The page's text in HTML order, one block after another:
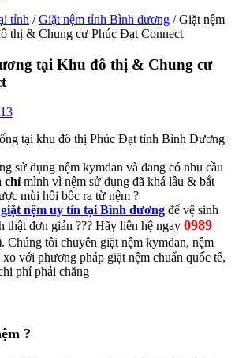
tỉnh /Giặt nệm tỉnh Bình dương /Giặt nệm
thị & Chung cư Phúc Đạt Connect
tại Khu đô thị & Chung cư
tại khu đô thị Phúc Đạt tỉnh Bình Dương
sử dụng nệm kymdan và đang có nhu cầu
chỉmình vì nệm sử dụng đã khá lâu & bắt
mùi hôi bốc ra từ nệm ?
nệm uy tín tại Bình dương để vệ sinh
thật đơn giản ??? Hãy liên hệ ngay 0989
Chúng tôi chuyên giặt nệm kymdan, nệm
với phương pháp giặt nệm chuẩn quốc tế,
phí phải chăng
?